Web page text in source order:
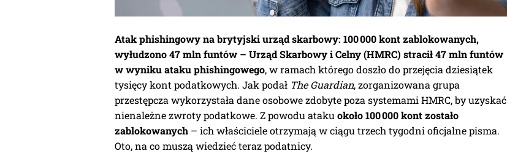
Atak phishingowy na brytyjski urząd skarbowy: 100 000 kont zablokowanych,
wyłudzono 47 mln funtów – Urząd Skarbowy i Celny (HMRC) stracił 47 mln funtów
w wyniku ataku phishingowego, w ramach którego doszło do przejęcia dziesiątek
tysięcy kont podatkowych. Jak podał The Guardian, zorganizowana grupa
przestępcza wykorzystała dane osobowe zdobyte poza systemami HMRC, by uzyskać
nienależne zwroty podatkowe. Z powodu atakuokoło 100 000 kont zostało
zablokowanych – ich właściciele otrzymają w ciągu trzech tygodni oficjalne pisma.
Oto, na co muszą wiedzieć teraz podatnicy.